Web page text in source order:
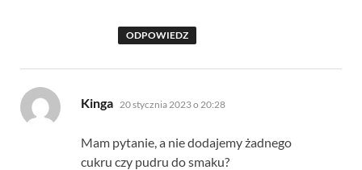
ODPOWIEDZ
Kinga pisze:
20 stycznia 2023 o 20:28
Mam pytanie, a nie dodajemy żadnego
cukru czy pudru do smaku?